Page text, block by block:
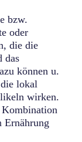
bzw.
oder
die die
das
können u.
lokal
wirken.
Ernährung